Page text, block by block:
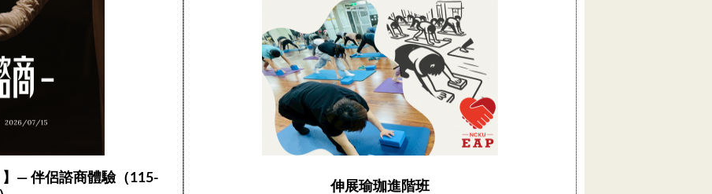
— 伴侶諮商體驗（115-
伸展瑜珈進階班